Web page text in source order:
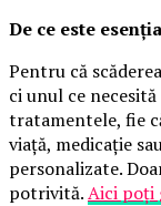
De ce este
Pentru că
ci unul ce
tratamentele, fie
viață, medicație
personalizate.
potrivită.Aici poți